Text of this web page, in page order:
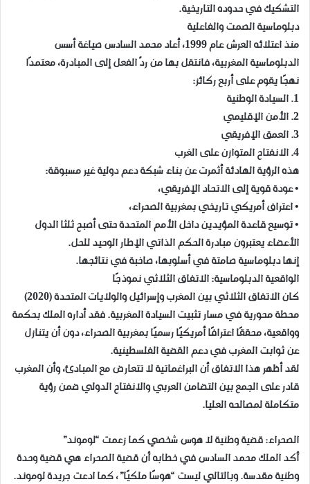
التشكيك في حدوده التاريخية.
دبلوماسية الصمت والفاعلية
منذ اعتلائه العرش عام 1999، أعاد محمد السادس صياغة أسس
الدبلوماسية المغربية، فانتقل بها من ردّ الفعل إلى المبادرة، معتمدًا
نهجًا يقوم على أربع ركائز:
1. السيادة الوطنية
2. الأمن الإقليمي
3. العمق الإفريقي
4. الانفتاح المتوازن على الغرب
هذه الرؤية الهادئة أثمرت عن بناء شبكة دعم دولية غير مسبوقة:
• عودة قوية إلى الاتحاد الإفريقي،
• اعتراف أمريكي تاريخي بمغربية الصحراء،
• توسيع قاعدة المؤيدين داخل الأمم المتحدة حتى أصبح ثلثا الدول
الأعضاء يعتبرون مبادرة الحكم الذاتي الإطار الوحيد للحل.
إنها دبلوماسية صامتة في أسلوبها، صاخبة في نتائجها.
الواقعية الدبلوماسية: الاتفاق الثلاثي نموذجًا
كان الاتفاق الثلاثي بين المغرب وإسرائيل والولايات المتحدة (2020)
محطة محورية في مسار تثبيت السيادة المغربية. فقد أداره الملك بحكمة
وواقعية، محققًا اعترافًا أمريكيًا رسميًا بمغربية الصحراء، دون أن يتنازل
عن ثوابت المغرب في دعم القضية الفلسطينية.
لقد أظهر هذا الاتفاق أن البراغماتية لا تتعارض مع المبادئ، وأن المغرب
قادر على الجمع بين التضامن العربي والانفتاح الدولي ضمن رؤية
متكاملة لمصالحه العليا.
الصحراء: قضية وطنية لا هوس شخصي كما زعمت “لوموند”
أكد الملك محمد السادس في خطابه أن قضية الصحراء هي قضية وحدة
وطنية مقدسة. وبالتالي ليست “هوسًا ملكيًا”، كما ادعت جريدة لوموند.